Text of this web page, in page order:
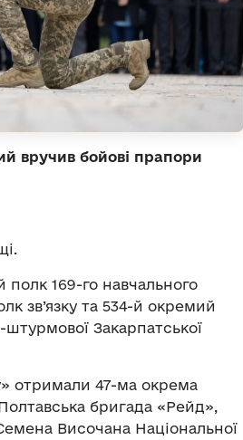
вручив бойові прапори
169-го навчального
зв’язку та 534-й окремий
Закарпатської
отримали 47-ма окрема
бригада «Рейд»,
Височана Національної